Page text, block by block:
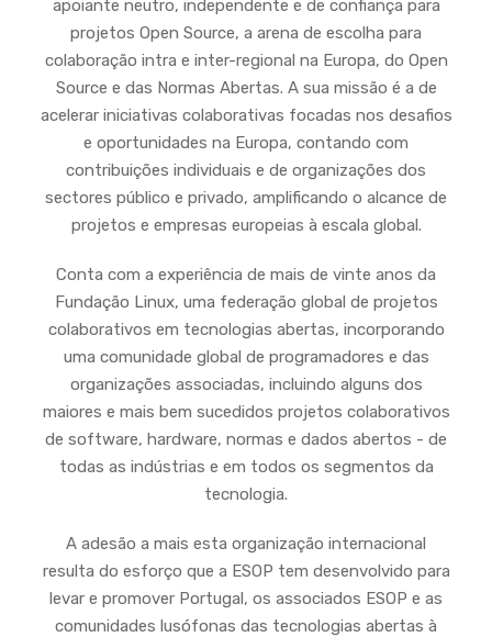
apoiante neutro, independente e de confiança para
projetos Open Source, a arena de escolha para
colaboração intra e inter-regional na Europa, do Open
Source e das Normas Abertas. A sua missão é a de
acelerar iniciativas colaborativas focadas nos desafios
e oportunidades na Europa, contando com
contribuições individuais e de organizações dos
sectores público e privado, amplificando o alcance de
projetos e empresas europeias à escala global.
Conta com a experiência de mais de vinte anos da
Fundação Linux, uma federação global de projetos
colaborativos em tecnologias abertas, incorporando
uma comunidade global de programadores e das
organizações associadas, incluindo alguns dos
maiores e mais bem sucedidos projetos colaborativos
de software, hardware, normas e dados abertos - de
todas as indústrias e em todos os segmentos da
tecnologia.
A adesão a mais esta organização internacional
resulta do esforço que a ESOP tem desenvolvido para
levar e promover Portugal, os associados ESOP e as
comunidades lusófonas das tecnologias abertas à